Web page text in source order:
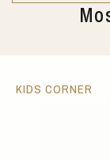
KIDS CORNER